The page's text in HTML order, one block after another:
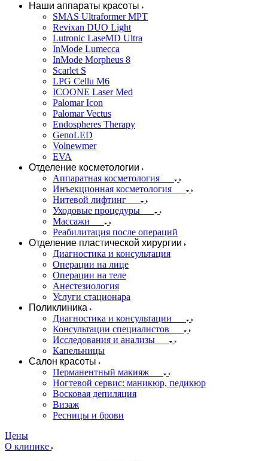
Наши аппараты красоты
SMAS Ultraformer MPT
Revixan DUO Light
Lutronic LaseMD Ultra
InMode Lumecca
InMode Morpheus 8
Scarlet S
LPG Cellu M6
ICOONE Laser Med
Palomar Icon
Palomar Vectus
Endospheres Therapy
GenoLED
Volnewmer
EVA
Отделение косметологии
Аппаратная косметология
Инъекционная косметология
Нитевой лифтинг
Уходовые процедуры
Массажи
Реабилитация после операций
Отделение пластической хирургии
Диагностика и консультация
Операции на лице
Операции на теле
Анестезиология
Услуги стационара
Поликлиника
Диагностика и консультации
Консультации специалистов
Исследования и анализы
Капельницы
Салон красоты
Перманентный макияж
Ногтевой сервис: маникюр, педикюр
Восковая депиляция
Визаж
Ресницы и брови
Цены
О клинике